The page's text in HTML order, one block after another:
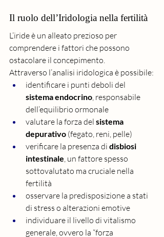
Il ruolo dell’Iridologia nella fertilità
L’iride è un alleato prezioso per
comprendere i fattori che possono
ostacolare il concepimento.
Attraverso l’analisi iridologica è possibile:
identificare i punti deboli del
sistema endocrino, responsabile
dell’equilibrio ormonale
valutare la forza del sistema
depurativo (fegato, reni, pelle)
verificare la presenza di disbiosi
intestinale, un fattore spesso
sottovalutato ma cruciale nella
fertilità
osservare la predisposizione a stati
di stress o alterazioni emotive
individuare il livello di vitalismo
generale, ovvero la “forza